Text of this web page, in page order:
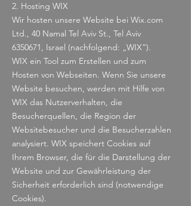
2. Hosting WIX
Wir hosten unsere Website bei Wix.com
Ltd., 40 Namal Tel Aviv St., Tel Aviv
6350671, Israel (nachfolgend: „WIX“).
WIX ein Tool zum Erstellen und zum
Hosten von Webseiten. Wenn Sie unsere
Website besuchen, werden mit Hilfe von
WIX das Nutzerverhalten, die
Besucherquellen, die Region der
Websitebesucher und die Besucherzahlen
analysiert. WIX speichert Cookies auf
Ihrem Browser, die für die Darstellung der
Website und zur Gewährleistung der
Sicherheit erforderlich sind (notwendige
Cookies).